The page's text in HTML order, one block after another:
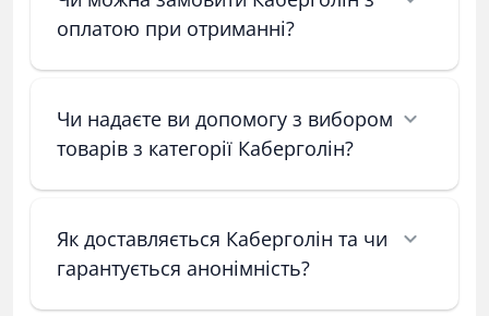
оплатою при отриманні?
Чи надаєте ви допомогу з вибором
товарів з категорії Каберголін?
Як доставляється Каберголін та чи
гарантується анонімність?